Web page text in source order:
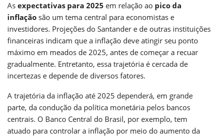
As expectativas para 2025 em relação ao pico da
inflação são um tema central para economistas e
investidores. Projeções do Santander e de outras instituições
financeiras indicam que a inflação deve atingir seu ponto
máximo em meados de 2025, antes de começar a recuar
gradualmente. Entretanto, essa trajetória é cercada de
incertezas e depende de diversos fatores.
A trajetória da inflação até 2025 dependerá, em grande
parte, da condução da política monetária pelos bancos
centrais. O Banco Central do Brasil, por exemplo, tem
atuado para controlar a inflação por meio do aumento da